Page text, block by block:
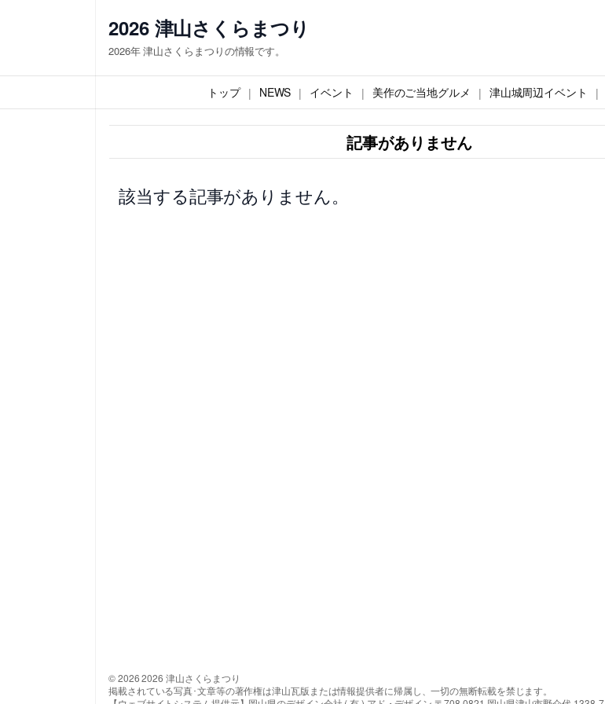
ス
キ
2026 津山さくらまつり
2026年 津山さくらまつりの情報です。
トップ NEWS イベント 美作のご当地グルメ 津山城周辺イベント
記事がありません
該当する記事がありません。
© 2026 2026 津山さくらまつり
掲載されている写真･文章等の著作権は津山瓦版または情報提供者に帰属し、一切の無断転載を禁じます。